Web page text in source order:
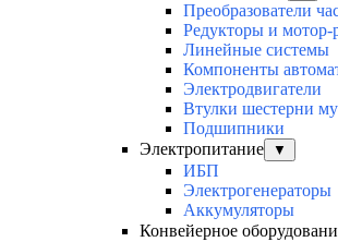
Преобразователи
Редукторы и мотор-
Линейные системы
Компоненты
Электродвигатели
Втулки шестерни
Подшипники
Электропитание
▼
ИБП
Электрогенераторы
Аккумуляторы
Конвейерное